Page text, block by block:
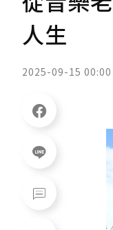
人生
2025-09-15 00:00